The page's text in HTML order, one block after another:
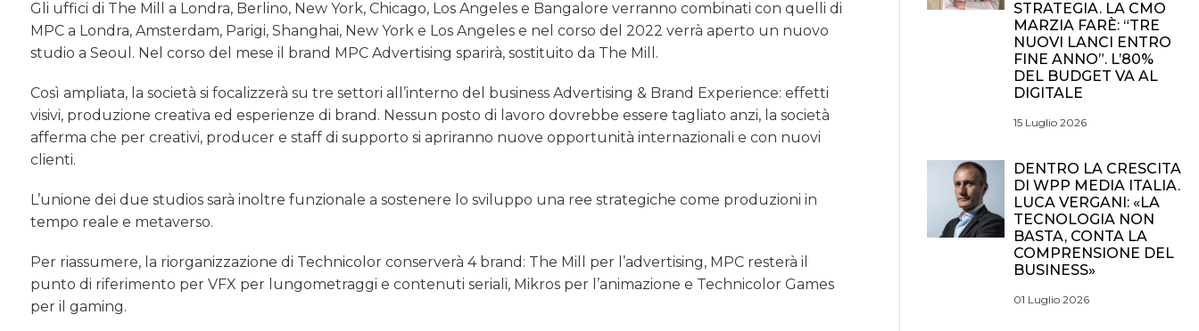
Gli uffici di The Mill a Londra, Berlino, New York, Chicago, Los Angeles e Bangalore verranno combinati con quelli di
MPC a Londra, Amsterdam, Parigi, Shanghai, New York e Los Angeles e nel corso del 2022 verrà aperto un nuovo
studio a Seoul. Nel corso del mese il brand MPC Advertising sparirà, sostituito da The Mill.
Così ampliata, la società si focalizzerà su tre settori all’interno del business Advertising & Brand Experience: effetti
visivi, produzione creativa ed esperienze di brand. Nessun posto di lavoro dovrebbe essere tagliato anzi, la società
afferma che per creativi, producer e staff di supporto si apriranno nuove opportunità internazionali e con nuovi
clienti.
L’unione dei due studios sarà inoltre funzionale a sostenere lo sviluppo una ree strategiche come produzioni in
tempo reale e metaverso.
Per riassumere, la riorganizzazione di Technicolor conserverà 4 brand: The Mill per l’advertising, MPC resterà il
punto di riferimento per VFX per lungometraggi e contenuti seriali, Mikros per l’animazione e Technicolor Games
per il gaming.
STRATEGIA. LA CMO
MARZIA FARÈ: “TRE
NUOVI LANCI ENTRO
FINE ANNO”. L’80%
DEL BUDGET VA AL
DIGITALE
15 Luglio 2026
DENTRO LA CRESCITA
DI WPP MEDIA ITALIA.
LUCA VERGANI: «LA
TECNOLOGIA NON
BASTA, CONTA LA
COMPRENSIONE DEL
BUSINESS»
01 Luglio 2026